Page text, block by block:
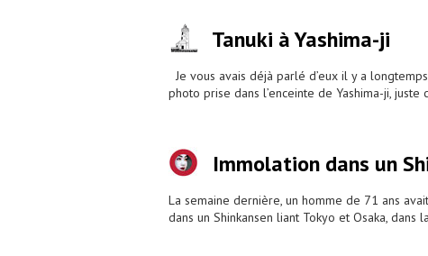
Tanuki à Yashima-ji
Je vous avais déjà parlé d’eux il y a
photo prise dans l’enceinte de Yashima-ji, juste
Immolation dans un
La semaine dernière, un homme de 71 ans
dans un Shinkansen liant Tokyo et Osaka,